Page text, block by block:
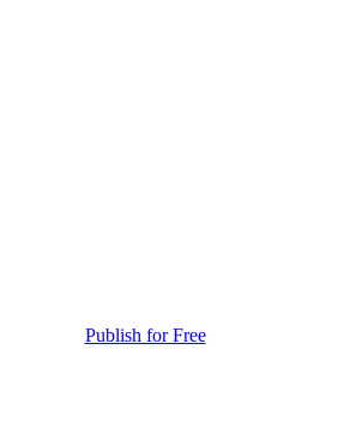
Publish for Free